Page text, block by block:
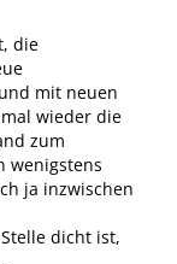
die
mit neuen
wieder die
zum
wenigstens
ja inzwischen
dicht ist,